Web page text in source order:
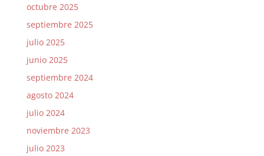
octubre 2025
septiembre 2025
julio 2025
junio 2025
septiembre 2024
agosto 2024
julio 2024
noviembre 2023
julio 2023